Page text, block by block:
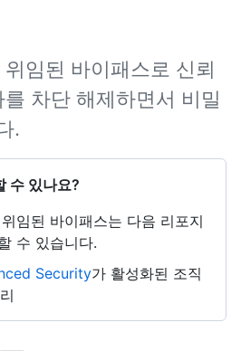
임된 바이패스로 신뢰
차단 해제하면서 비밀
.
수 있나요?
임된 바이패스는 다음 리포지
수 있습니다.
Security가 활성화된 조직